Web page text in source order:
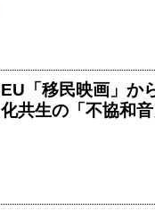
EU「移民映画」か
化共生の「不協和音